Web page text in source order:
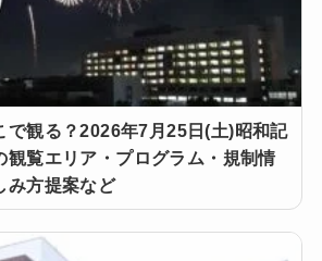
で観る？2026年7月25日(土)昭和記
観覧エリア・プログラム・規制情
み方提案など